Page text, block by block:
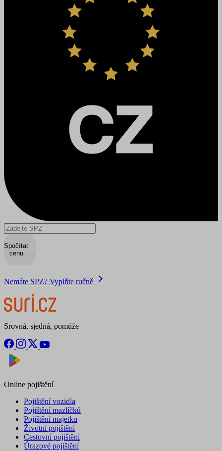
Spočítat
cenu
Nemáte SPZ? Vyplňte ručně
Srovná, sjedná, pomůže
Online pojištění
Pojištění vozidla
Pojištění mazlíčků
Pojištění majetku
Životní pojištění
Cestovní pojištění
Úrazové pojištění